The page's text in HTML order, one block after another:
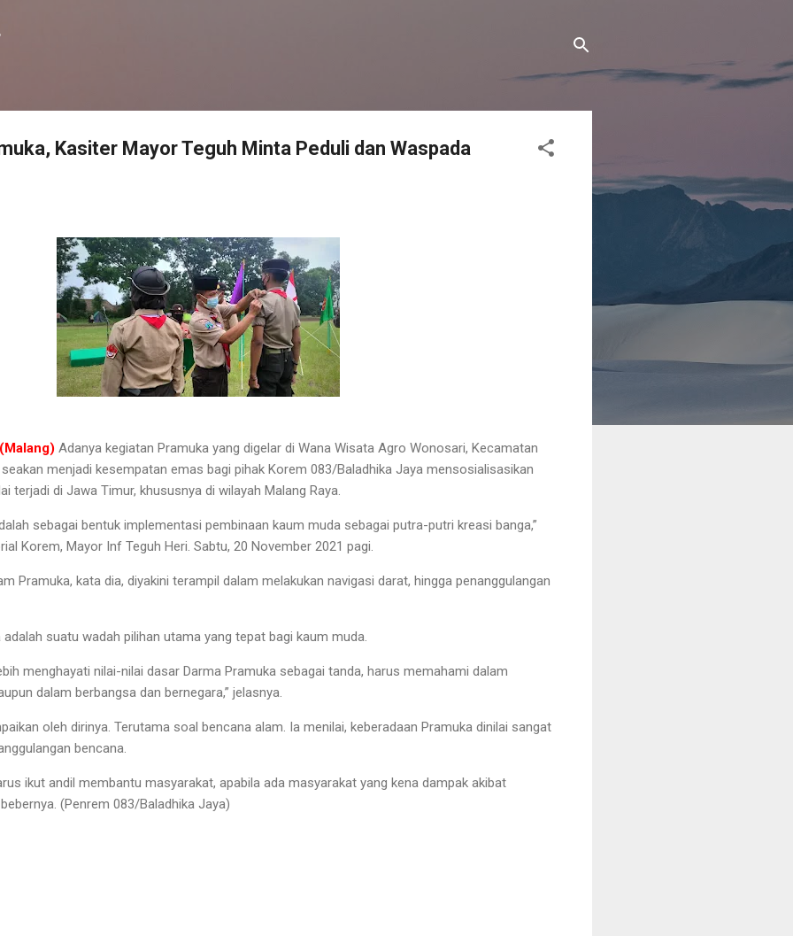
Kasiter Mayor Teguh Minta Peduli dan Waspada
Adanya kegiatan Pramuka yang digelar di Wana Wisata Agro Wonosari, Kecamatan
menjadi kesempatan emas bagi pihak Korem 083/Baladhika Jaya mensosialisasikan
terjadi di Jawa Timur, khususnya di wilayah Malang Raya.
sebagai bentuk implementasi pembinaan kaum muda sebagai putra-putri kreasi banga,”
Korem, Mayor Inf Teguh Heri. Sabtu, 20 November 2021 pagi.
Pramuka, kata dia, diyakini terampil dalam melakukan navigasi darat, hingga penanggulangan
suatu wadah pilihan utama yang tepat bagi kaum muda.
menghayati nilai-nilai dasar Darma Pramuka sebagai tanda, harus memahami dalam
dalam berbangsa dan bernegara,” jelasnya.
oleh dirinya. Terutama soal bencana alam. Ia menilai, keberadaan Pramuka dinilai sangat
bencana.
ikut andil membantu masyarakat, apabila ada masyarakat yang kena dampak akibat
(Penrem 083/Baladhika Jaya)